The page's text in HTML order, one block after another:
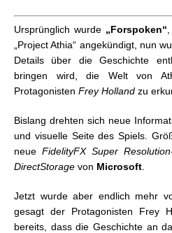
Ursprünglich wurde „Forspoken“
„Project Athia“ angekündigt, nun
Details über die Geschichte
bringen wird, die Welt von
Protagonisten Frey Holland zu
Bislang drehten sich neue
und visuelle Seite des Spiels.
neue FidelityFX Super
DirectStorage von Microsoft
Jetzt wurde aber endlich mehr
gesagt der Protagonisten Frey
bereits, dass die Geschichte an